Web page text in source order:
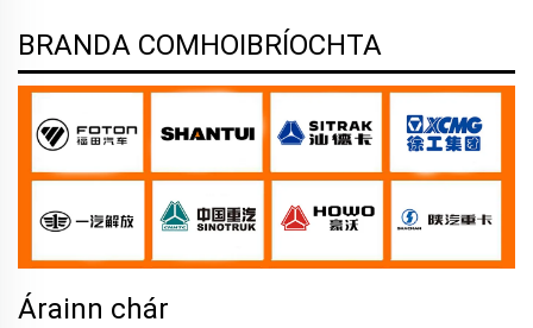
BRANDA COMHOIBRÍOCHTA
Árainn chár